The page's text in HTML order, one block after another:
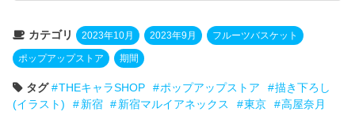
カテゴリ 2023年10月 2023年9月 フルーツバスケット
ポップアップストア 期間
タグ THEキャラSHOP ポップアップストア
描き下ろし
(イラスト)
新宿 新宿マルイアネックス 東京 高屋奈月